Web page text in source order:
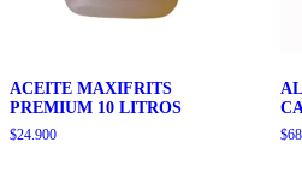
ACEITE MAXIFRITS
PREMIUM 10 LITROS
$24.900 $